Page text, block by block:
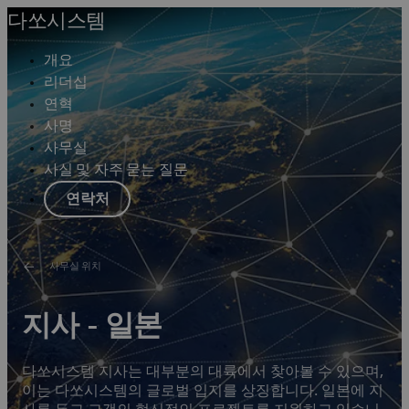
다쏘시스템
개요
리더십
연혁
사명
사무실
사실 및 자주 묻는 질문
연락처
사무실 위치
지사 - 일본
다쏘시스템 지사는 대부분의 대륙에서 찾아볼 수 있으며,
이는 다쏘시스템의 글로벌 입지를 상징합니다. 일본에 지